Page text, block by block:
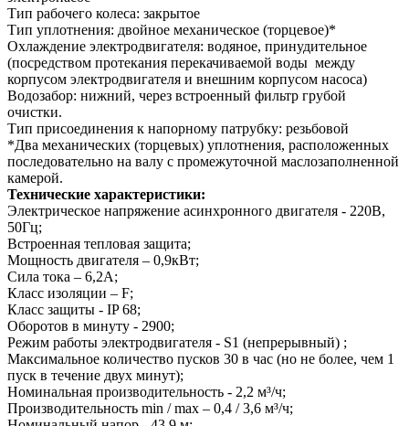
Тип рабочего колеса: закрытое
Тип уплотнения: двойное механическое (торцевое)*
Охлаждение электродвигателя: водяное, принудительное
(посредством протекания перекачиваемой воды между
корпусом электродвигателя и внешним корпусом насоса)
Водозабор: нижний, через встроенный фильтр грубой
очистки.
Тип присоединения к напорному патрубку: резьбовой
*Два механических (торцевых) уплотнения, расположенных
последовательно на валу с промежуточной маслозаполненной
камерой.
Технические характеристики:
Электрическое напряжение асинхронного двигателя - 220В,
50Гц;
Встроенная тепловая защита;
Мощность двигателя – 0,9кВт;
Сила тока – 6,2А;
Класс изоляции – F;
Класс защиты - IP 68;
Оборотов в минуту - 2900;
Режим работы электродвигателя - S1 (непрерывный) ;
Максимальное количество пусков 30 в час (но не более, чем 1
пуск в течение двух минут);
Номинальная производительность - 2,2 м³/ч;
Производительность min / max – 0,4 / 3,6 м³/ч;